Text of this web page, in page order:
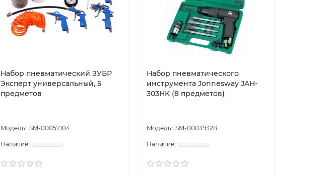
Набор пневматический ЗУБР
Эксперт универсальный, 5
предметов
SM-00057104
Набор пневматического
инструмента Jonnesway JAH-
303HK (8 предметов)
SM-00039328